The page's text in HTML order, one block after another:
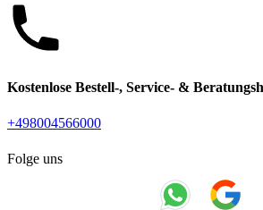
Kostenlose Bestell-, Service- &
+498004566000
Folge uns